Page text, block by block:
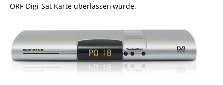
ORF-Digi-Sat Karte überlassen wurde.